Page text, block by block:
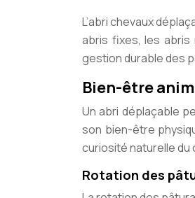
L’abri chevaux
abris fixes, les abris
gestion durable des
Bien-être
Un abri déplaçable
son bien-être
curiosité naturelle du
Rotation des